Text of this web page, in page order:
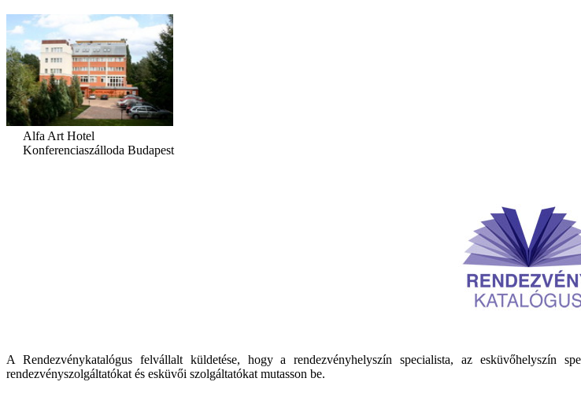
Alfa Art Hotel
Konferenciaszálloda Budapest
A Rendezvénykatalógus felvállalt küldetése, hogy a rendezvényhelyszín specialista, az esküvőhelyszín
rendezvényszolgáltatókat és esküvői szolgáltatókat mutasson be.